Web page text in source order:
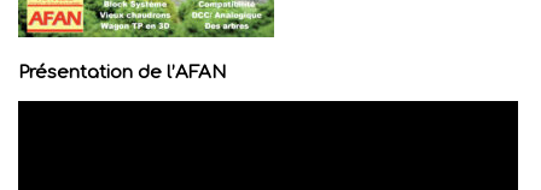
Présentation de l’AFAN